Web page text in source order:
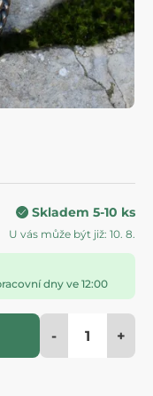
Skladem 5-10 ks
U vás může být již: 10. 8.
dny ve 12:00
- +